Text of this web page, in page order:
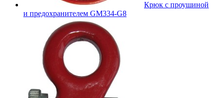
Крюк с проушиной
и предохранителем GM334-G8